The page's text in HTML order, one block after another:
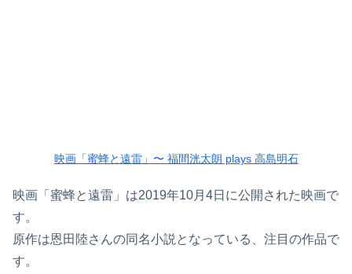
映画「蜜蜂と遠雷」〜 福間洸太朗 plays 高島明石
映画「蜜蜂と遠雷」は2019年10月4日に公開された映画で
す。
原作は恩田陸さんの同名小説となっている、注目の作品で
す。